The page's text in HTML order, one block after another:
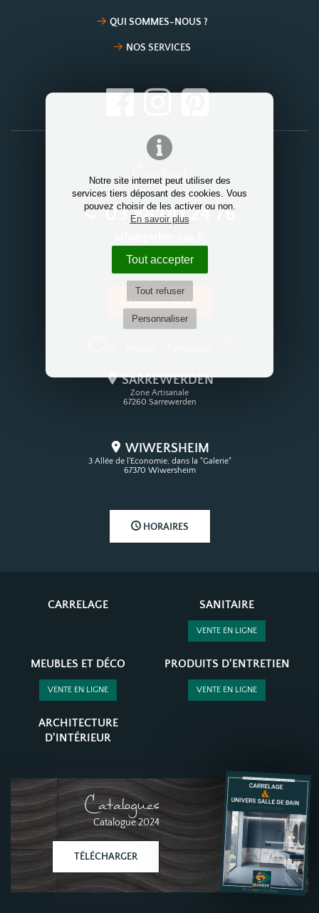
Notre site internet peut utiliser des
services tiers déposant des cookies. Vous
pouvez choisir de les activer ou non.
En savoir plus
Tout accepter
Tout refuser
Personnaliser
QUI SOMMES-NOUS ?
NOS SERVICES
Contact
03 88 00 24 76
PRENDRE RDV
SARREWERDEN
Zone Artisanale
67260 Sarrewerden
WIWERSHEIM
3 Allée de l'Economie, dans la "Galerie"
67370 Wiwersheim
HORAIRES
CARRELAGE SANITAIRE
VENTE EN LIGNE
MEUBLES ET DÉCO
VENTE EN LIGNE
PRODUITS D'ENTRETIEN
VENTE EN LIGNE
ARCHITECTURE
D'INTÉRIEUR
Catalogues
Catalogue 2024
TÉLÉCHARGER